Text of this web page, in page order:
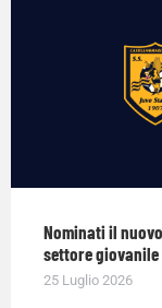
Nominati il
settore giovanile
25 Luglio 2026